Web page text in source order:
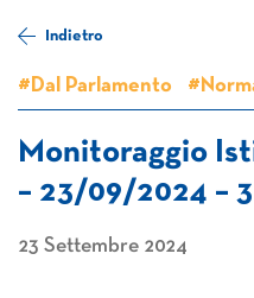
Indietro
#Dal Parlamento
Monitoraggio
– 23/09/2024 –
23 Settembre 2024